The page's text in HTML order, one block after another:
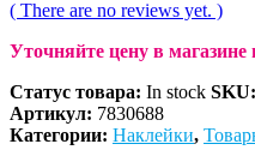
( There are no reviews yet. )
Уточняйте цену в магазине
Статус товара: In stock SKU:
Артикул: 7830688
Категории: Наклейки,